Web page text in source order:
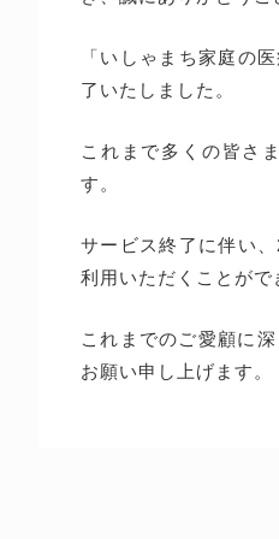
「いしゃまち家庭の
了いたしました。
これまで多くの皆さ
す。
サービス終了に伴い
利用いただくことがで
これまでのご愛顧に
お願い申し上げます。